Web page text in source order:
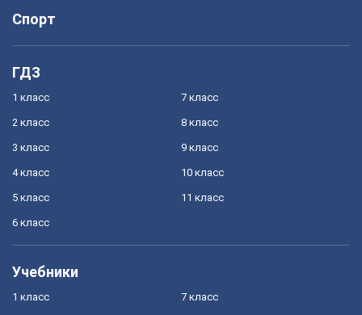
Спорт
ГДЗ
1 класс
2 класс
3 класс
4 класс
5 класс
6 класс
7 класс
8 класс
9 класс
10 класс
11 класс
Учебники
1 класс 7 класс